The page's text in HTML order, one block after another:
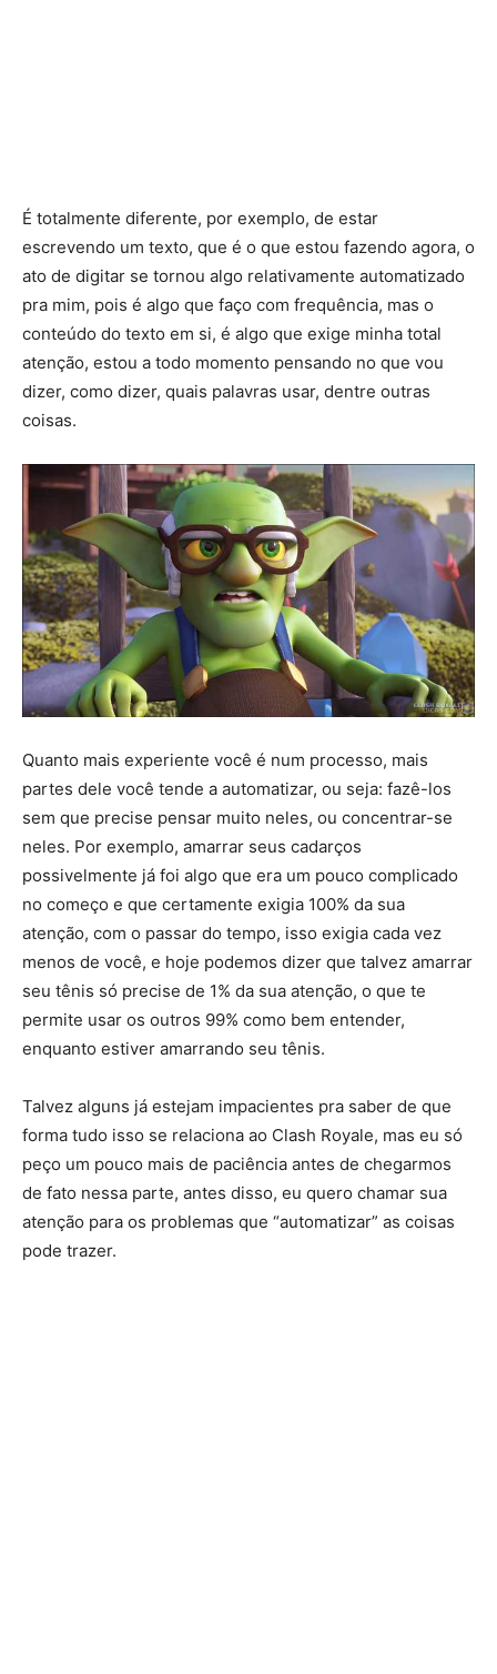
É totalmente diferente, por exemplo, de estar
escrevendo um texto, que é o que estou fazendo agora, o
ato de digitar se tornou algo relativamente automatizado
pra mim, pois é algo que faço com frequência, mas o
conteúdo do texto em si, é algo que exige minha total
atenção, estou a todo momento pensando no que vou
dizer, como dizer, quais palavras usar, dentre outras
coisas.
Quanto mais experiente você é num processo, mais
partes dele você tende a automatizar, ou seja: fazê-los
sem que precise pensar muito neles, ou concentrar-se
neles. Por exemplo, amarrar seus cadarços
possivelmente já foi algo que era um pouco complicado
no começo e que certamente exigia 100% da sua
atenção, com o passar do tempo, isso exigia cada vez
menos de você, e hoje podemos dizer que talvez amarrar
seu tênis só precise de 1% da sua atenção, o que te
permite usar os outros 99% como bem entender,
enquanto estiver amarrando seu tênis.
Talvez alguns já estejam impacientes pra saber de que
forma tudo isso se relaciona ao Clash Royale, mas eu só
peço um pouco mais de paciência antes de chegarmos
de fato nessa parte, antes disso, eu quero chamar sua
atenção para os problemas que “automatizar” as coisas
pode trazer.